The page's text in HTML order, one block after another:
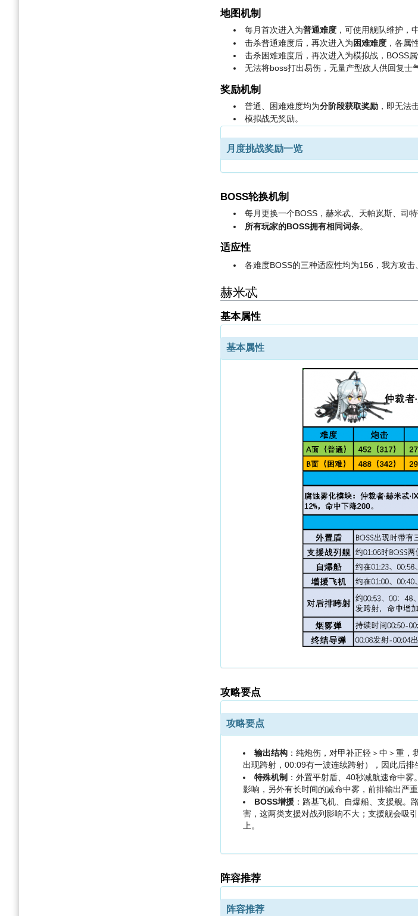
地图机制
每月首次进入为普通难度，可使用舰队维护，
击杀普通难度后，再次进入为困难难度，各属
击杀困难难度后，再次进入为模拟战，BOSS属
无法将boss打出易伤，无量产型敌人供回复士气
奖励机制
普通、困难难度均为分阶段获取奖励，即无法
模拟战无奖励。
月度挑战奖励一览
BOSS轮换机制
每月更换一个BOSS，赫米忒、天帕岚斯、司特
所有玩家的BOSS拥有相同词条。
适应性
各难度BOSS的三种适应性均为156，我方攻击
赫米忒
基本属性
基本属性
攻略要点
攻略要点
输出结构：纯炮伤，对甲补正轻＞中＞重，
出现跨射，00:09有一波连续跨射），因此后排
特殊机制 ：外置平射盾、40秒减航速命中
影响，另外有长时间的减命中雾，前排输出严
BOSS增援：路基飞机、自爆船、支援舰。
害，这两类支援对战列影响不大；支援舰会吸
上。
阵容推荐
阵容推荐